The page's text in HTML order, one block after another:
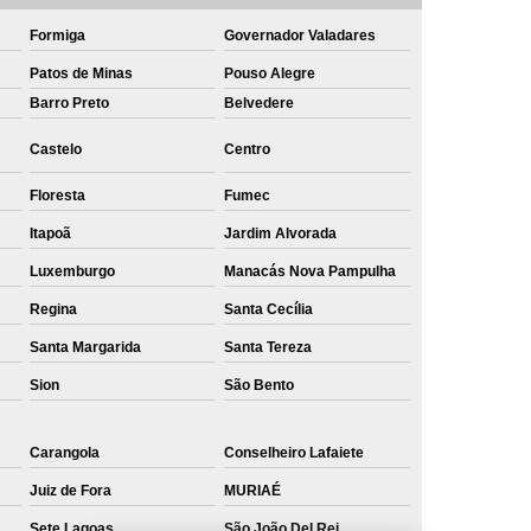
Formiga Governador Valadares
Patos de Minas
Pouso Alegre
Barro Preto Belvedere
Castelo Centro
Floresta Fumec
Itapoã Jardim Alvorada
Luxemburgo Manacás Nova Pampulha
Regina Santa Cecília
Santa Margarida Santa Tereza
Sion São Bento
Carangola Conselheiro Lafaiete
Juiz de Fora MURIAÉ